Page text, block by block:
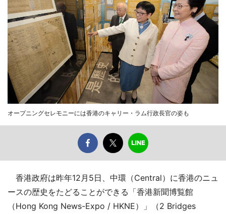
オープニングセレモニーには香港のキャリー・ラム行政長官の姿も
香港政府は昨年12月5日、中環（Central）に香港のニュ
ースの歴史をたどることができる「香港新聞博覧館
（Hong Kong News-Expo / HKNE）」（2 Bridges